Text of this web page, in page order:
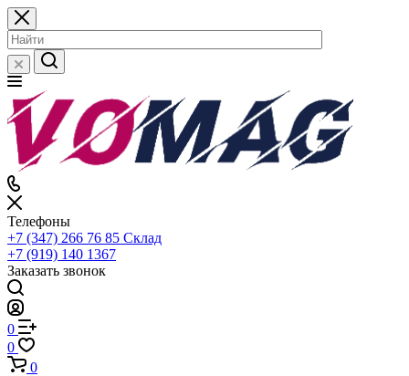
Телефоны
+7 (347) 266 76 85 Склад
+7 (919) 140 1367
Заказать звонок
0
0
0